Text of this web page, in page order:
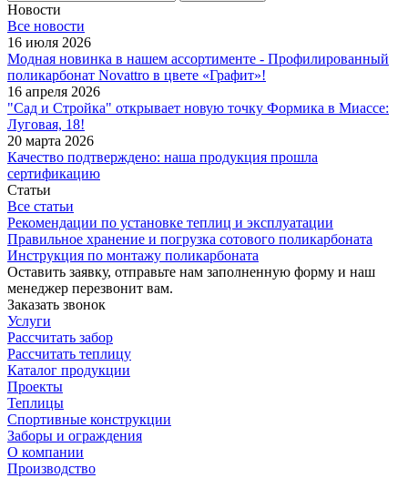
Новости
Все новости
16 июля 2026
Модная новинка в нашем ассортименте - Профилированный
поликарбонат Novattro в цвете «Графит»!
16 апреля 2026
"Сад и Стройка" открывает новую точку Формика в Миассе:
Луговая, 18!
20 марта 2026
Качество подтверждено: наша продукция прошла
сертификацию
Статьи
Все статьи
Рекомендации по установке теплиц и эксплуатации
Правильное хранение и погрузка сотового поликарбоната
Инструкция по монтажу поликарбоната
Оставить заявку, отправьте нам заполненную форму и наш
менеджер перезвонит вам.
Заказать звонок
Услуги
Рассчитать забор
Рассчитать теплицу
Каталог продукции
Проекты
Теплицы
Спортивные конструкции
Заборы и ограждения
О компании
Производство